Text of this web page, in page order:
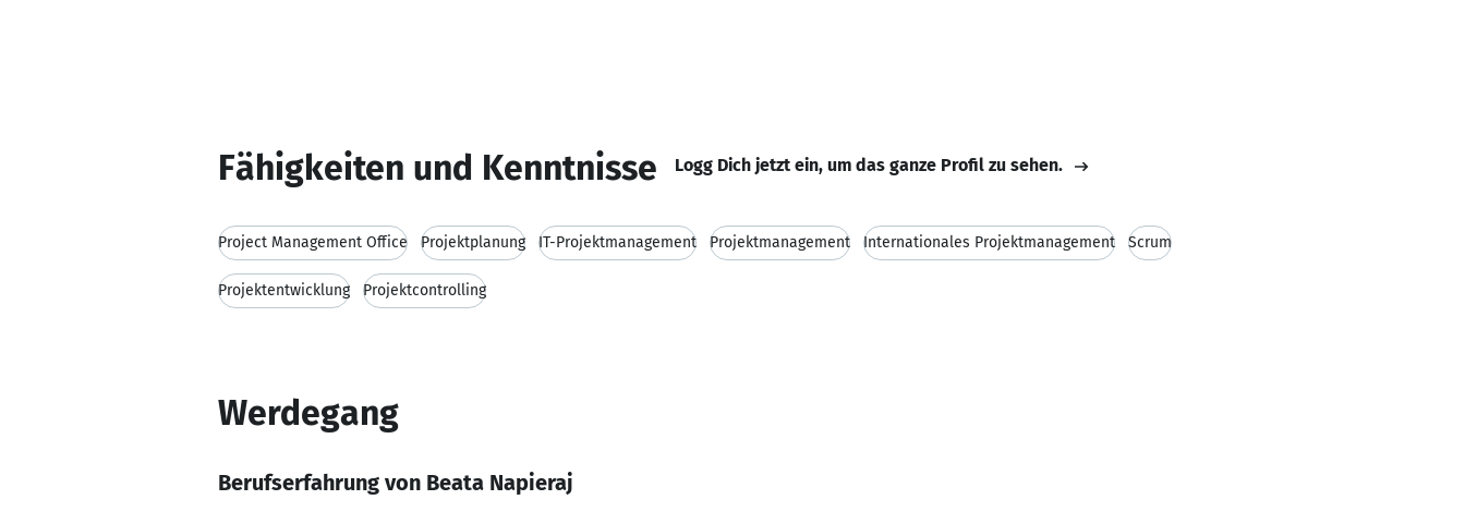
Fähigkeiten und Kenntnisse Logg Dich jetzt ein, um das ganze Profil zu sehen.
Project Management Office Projektplanung IT-Projektmanagement Projektmanagement Internationales Projektmanagement Scrum
Projektentwicklung Projektcontrolling
Werdegang
Berufserfahrung von Beata Napieraj